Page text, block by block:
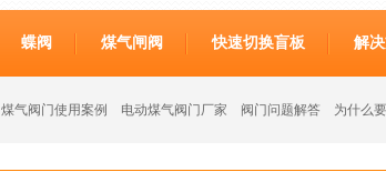
蝶阀 煤气闸阀 快速切换盲板 解
煤气阀门使用案例 电动煤气阀门厂家 阀门问题解答 为什么